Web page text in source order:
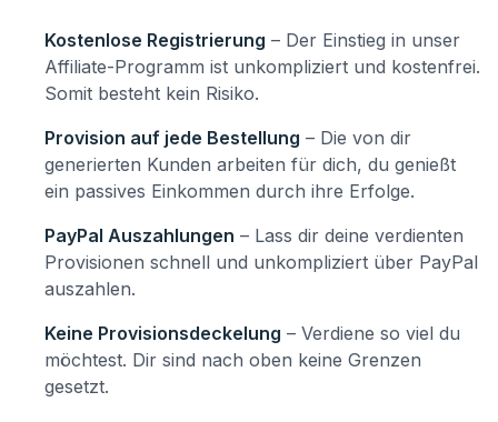
Kostenlose Registrierung – Der Einstieg in unser
Affiliate-Programm ist unkompliziert und kostenfrei.
Somit besteht kein Risiko.
Provision auf jede Bestellung – Die von dir
generierten Kunden arbeiten für dich, du genießt
ein passives Einkommen durch ihre Erfolge.
PayPal Auszahlungen – Lass dir deine verdienten
Provisionen schnell und unkompliziert über PayPal
auszahlen.
Keine Provisionsdeckelung – Verdiene so viel du
möchtest. Dir sind nach oben keine Grenzen
gesetzt.